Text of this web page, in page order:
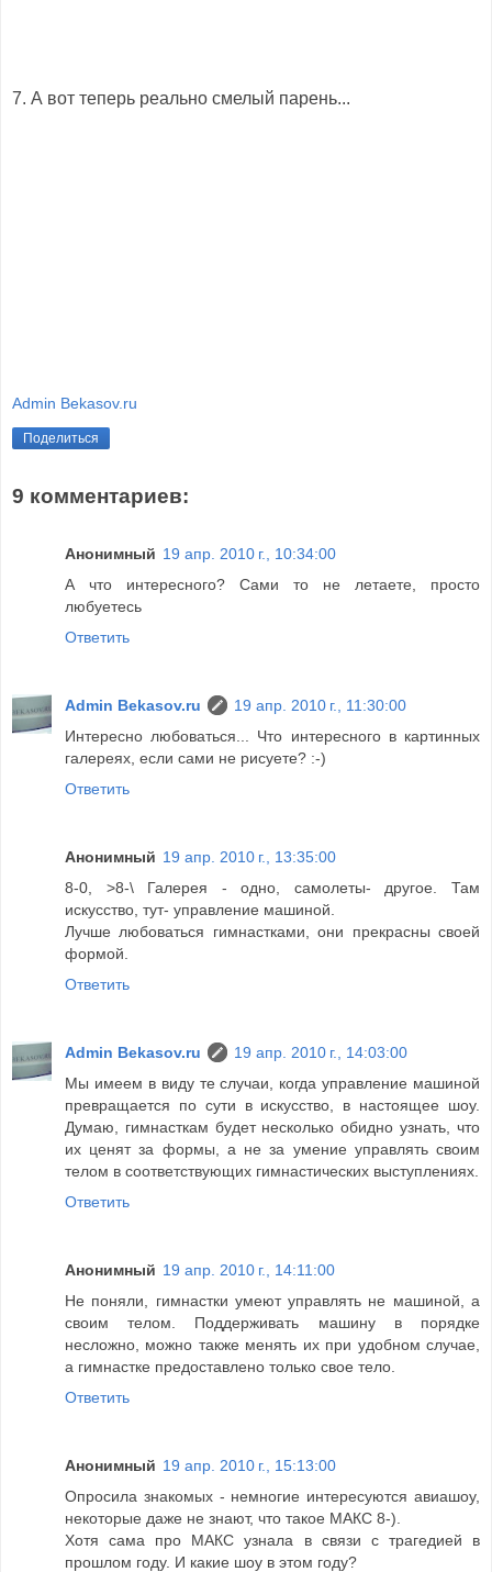
7. А вот теперь реально смелый парень...
Admin Bekasov.ru
Поделиться
9 комментариев:
Анонимный 19 апр. 2010 г., 10:34:00
А что интересного? Сами то не летаете, просто
любуетесь
Ответить
Admin Bekasov.ru
19 апр. 2010 г., 11:30:00
Интересно любоваться... Что интересного в картинных
галереях, если сами не рисуете? :-)
Ответить
Анонимный 19 апр. 2010 г., 13:35:00
8-0, >8-\ Галерея - одно, самолеты- другое. Там
искусство, тут- управление машиной.
Лучше любоваться гимнастками, они прекрасны своей
формой.
Ответить
Admin Bekasov.ru
19 апр. 2010 г., 14:03:00
Мы имеем в виду те случаи, когда управление машиной
превращается по сути в искусство, в настоящее шоу.
Думаю, гимнасткам будет несколько обидно узнать, что
их ценят за формы, а не за умение управлять своим
телом в соответствующих гимнастических выступлениях.
Ответить
Анонимный 19 апр. 2010 г., 14:11:00
Не поняли, гимнастки умеют управлять не машиной, а
своим телом. Поддерживать машину в порядке
несложно, можно также менять их при удобном случае,
а гимнастке предоставлено только свое тело.
Ответить
Анонимный 19 апр. 2010 г., 15:13:00
Опросила знакомых - немногие интересуются авиашоу,
некоторые даже не знают, что такое МАКС 8-).
Хотя сама про МАКС узнала в связи с трагедией в
прошлом году. И какие шоу в этом году?